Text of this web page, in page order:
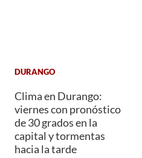
DURANGO
Clima en Durango:
viernes con pronóstico
de 30 grados en la
capital y tormentas
hacia la tarde